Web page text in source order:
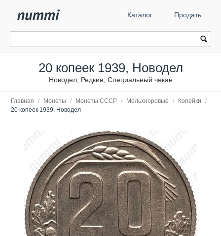
Каталог Продать
20 копеек 1939, Новодел
Новодел, Редкие, Специальный чекан
Главная / Монеты / Монеты СССР / Мельхиоровые / Копейки
/
20 копеек 1939, Новодел